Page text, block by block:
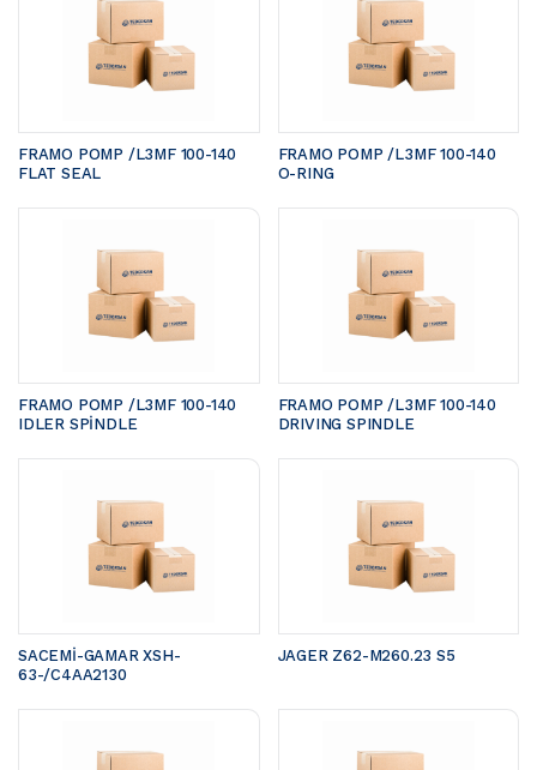
FRAMO POMP /L3MF 100-140
FLAT SEAL
FRAMO POMP /L3MF 100-140
O-RING
FRAMO POMP /L3MF 100-140
IDLER SPİNDLE
FRAMO POMP /L3MF 100-140
DRIVING SPINDLE
SACEMİ-GAMAR XSH-
63-/C4AA2130
JAGER Z62-M260.23 S5